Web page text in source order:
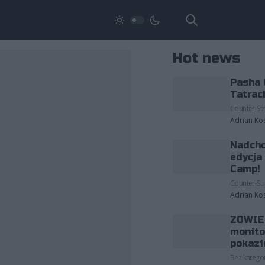
Hot news
Pasha
Counter-
Adrian
edycja
Camp!
Counter-
Adrian
Bez